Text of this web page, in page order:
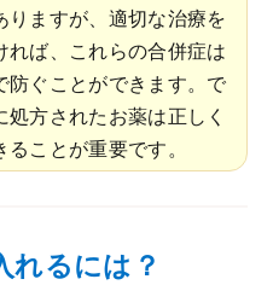
りますが、適切な治療を
れば、これらの合併症は
防ぐことができます。で
方されたお薬は正しく
ことが重要です。
れるには？